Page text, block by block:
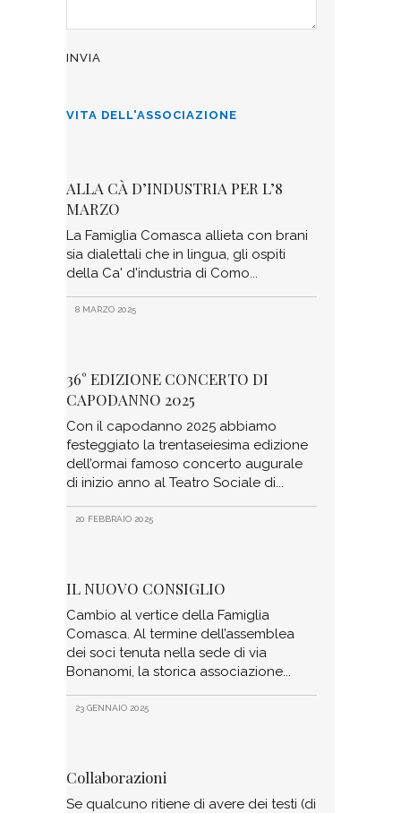
VITA DELL'ASSOCIAZIONE
ALLA CÀ D’INDUSTRIA PER L’8
MARZO
La Famiglia Comasca allieta con brani
sia dialettali che in lingua, gli ospiti
della Ca' d'industria di Como
8 MARZO 2025
36° EDIZIONE CONCERTO DI
CAPODANNO 2025
Con il capodanno 2025 abbiamo
festeggiato la trentaseiesima edizione
dell’ormai famoso concerto augurale
di inizio anno al Teatro Sociale di
20 FEBBRAIO 2025
IL NUOVO CONSIGLIO
Cambio al vertice della Famiglia
Comasca. Al termine dell’assemblea
dei soci tenuta nella sede di via
Bonanomi, la storica associazione
23 GENNAIO 2025
Collaborazioni
Se qualcuno ritiene di avere dei testi (di